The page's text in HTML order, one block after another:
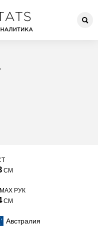
СМ
РУК
СМ
Австралия